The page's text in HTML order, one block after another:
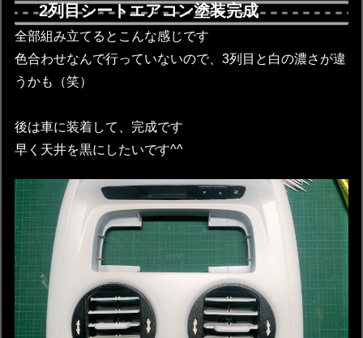
2列目シートエアコン塗装完成
全部組み立てるとこんな感じです
色合わせなんで行っていないので、3列目と白の濃さが違
うかも（笑）
後は車に装着して、完成です
早く天井を黒にしたいです^^